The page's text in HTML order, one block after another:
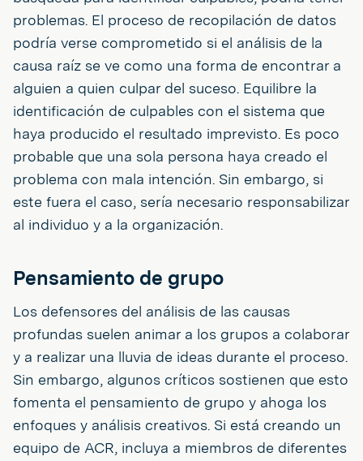
problemas. El proceso de recopilación de datos
podría verse comprometido si el análisis de la
causa raíz se ve como una forma de encontrar a
alguien a quien culpar del suceso. Equilibre la
identificación de culpables con el sistema que
haya producido el resultado imprevisto. Es poco
probable que una sola persona haya creado el
problema con mala intención. Sin embargo, si
este fuera el caso, sería necesario responsabilizar
al individuo y a la organización.
Pensamiento de grupo
Los defensores del análisis de las causas
profundas suelen animar a los grupos a colaborar
y a realizar una lluvia de ideas durante el proceso.
Sin embargo, algunos críticos sostienen que esto
fomenta el pensamiento de grupo y ahoga los
enfoques y análisis creativos. Si está creando un
equipo de ACR, incluya a miembros de diferentes